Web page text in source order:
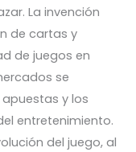
La invención
de cartas y
de juegos en
se
y los
entretenimiento.
del juego, al